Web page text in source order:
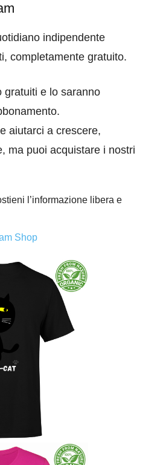
indipendente
completamente gratuito.
gratuiti e lo saranno
aiutarci a crescere,
ma puoi acquistare i nostri
l’informazione libera e
Shop